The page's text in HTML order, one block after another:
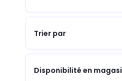
Trier par
Disponibilité en